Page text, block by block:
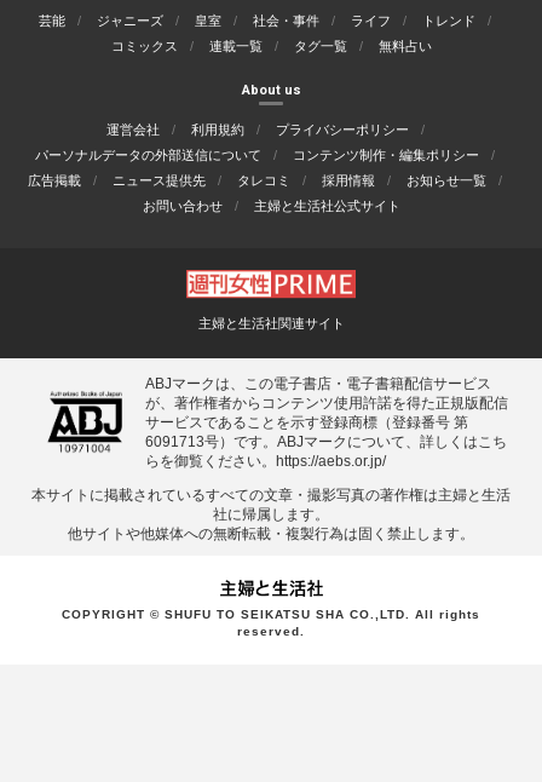
芸能 ジャニーズ 皇室 社会・事件 ライフ
トレンド
コミックス
連載一覧 タグ一覧 無料占い
About us
運営会社 利用規約
プライバシーポリシー
パーソナルデータの外部送信について
コンテンツ制作・編集ポリシー
広告掲載
ニュース提供先 タレコミ 採用情報
お知らせ一覧
お問い合わせ
主婦と生活社公式サイト
主婦と生活社関連サイト
ABJマークは、この電子書店・電子書籍配信サービス
が、著作権者からコンテンツ使用許諾を得た正規版配信
サービスであることを示す登録商標（登録番号 第
6091713号）です。ABJマークについて、詳しくはこち
らを御覧ください。 https://aebs.or.jp/
本サイトに掲載されているすべての⽂章・撮影写真の著作権は主婦と⽣活
社に帰属します。
他サイトや他媒体への無断転載・複製⾏為は固く禁⽌します。
COPYRIGHT © SHUFU TO SEIKATSU SHA CO.,LTD. All rights
reserved.